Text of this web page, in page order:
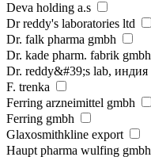
Deva holding a.s
Dr reddy's laboratories ltd
Dr. falk pharma gmbh
Dr. kade pharm. fabrik gmbh
Dr. reddy&#39;s lab, индия
F. trenka
Ferring arzneimittel gmbh
Ferring gmbh
Glaxosmithkline export
Haupt pharma wulfing gmbh